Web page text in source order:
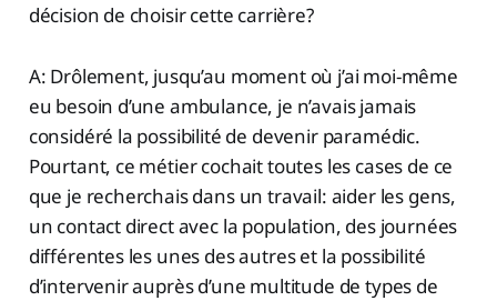
décision de choisir cette carrière?
A: Drôlement, jusqu’au moment où j’ai moi-même
eu besoin d’une ambulance, je n’avais jamais
considéré la possibilité de devenir paramédic.
Pourtant, ce métier cochait toutes les cases de ce
que je recherchais dans un travail: aider les gens,
un contact direct avec la population, des journées
différentes les unes des autres et la possibilité
d’intervenir auprès d’une multitude de types de